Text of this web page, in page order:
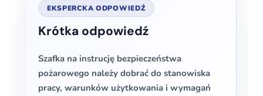
EKSPERCKA ODPOWIEDŹ
Krótka odpowiedź
Szafka na instrucję bezpieczeństwa
pożarowego należy dobrać do stanowiska
pracy, warunków użytkowania i wymagań